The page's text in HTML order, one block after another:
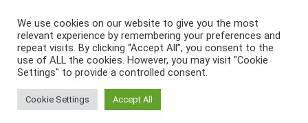
Inhalt
springen
We use cookies on our website to give you the most
relevant experience by remembering your preferences and
repeat visits. By clicking “Accept All”, you consent to the
use of ALL the cookies. However, you may visit "Cookie
Settings" to provide a controlled consent.
Cookie Settings Accept All